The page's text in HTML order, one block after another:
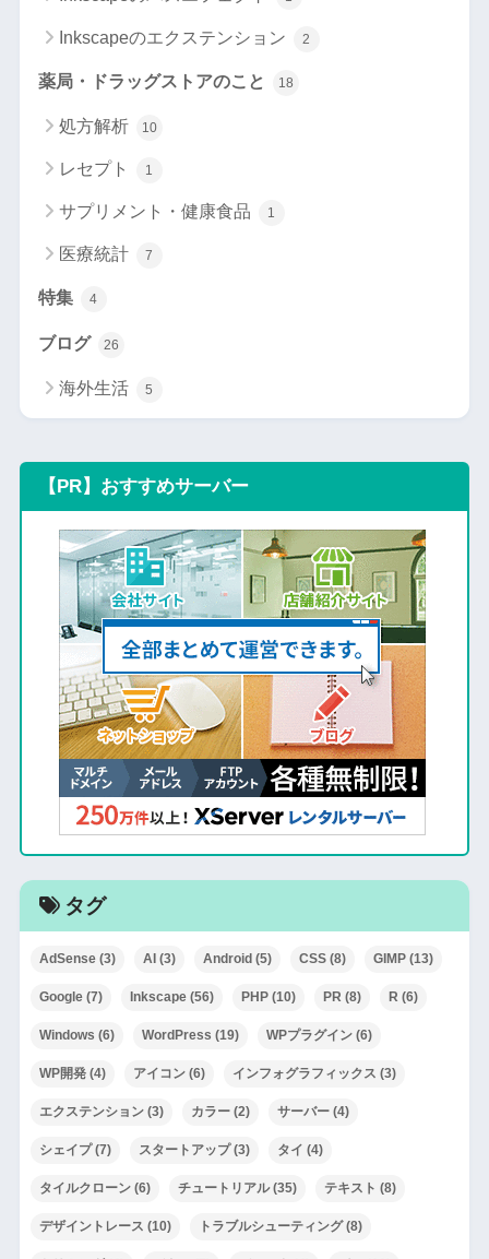
Inkscapeのエクステンション 2
薬局・ドラッグストアのこと 18
処方解析 10
レセプト 1
サプリメント・健康食品 1
医療統計 7
特集 4
ブログ 26
海外生活 5
【PR】おすすめサーバー
タグ
AdSense(3) AI (3) Android (5) CSS(8) GIMP(13)
Google(7) Inkscape(56) PHP(10) PR (8) R (6)
Windows (6) WordPress (19) WPプラグイン(6)
WP開発(4) アイコン(6) インフォグラフィックス (3)
エクステンション(3) カラー(2) サーバー(4)
シェイプ(7) スタートアップ(3) タイ (4)
タイルクローン(6) チュートリアル(35) テキスト (8)
デザイントレース (10) トラブルシューティング(8)